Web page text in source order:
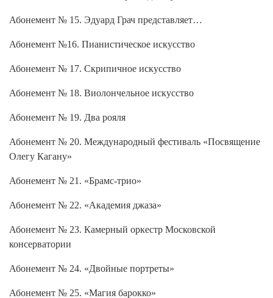
Абонемент № 15. Эдуард Грач представляет…
Абонемент №16. Пианистическое искусство
Абонемент № 17. Скрипичное искусство
Абонемент № 18. Виолончельное искусство
Абонемент № 19. Два рояля
Абонемент № 20. Международный фестиваль «Посвящение
Олегу Кагану»
Абонемент № 21. «Брамс-трио»
Абонемент № 22. «Академия джаза»
Абонемент № 23. Камерный оркестр Московской
консерватории
Абонемент № 24. «Двойные портреты»
Абонемент № 25. «Магия барокко»